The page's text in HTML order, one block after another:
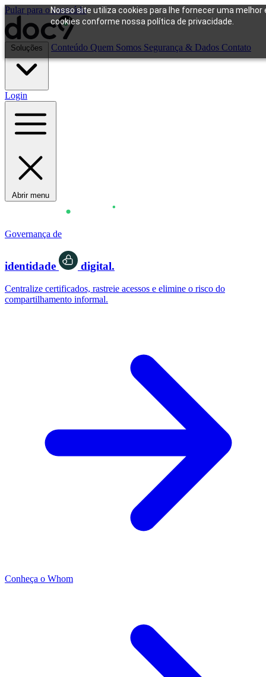
Nosso site utiliza cookies para lhe fornecer uma
cookies conforme nossa política de privacidade.
Pular para o conteúdo
Soluções Conteúdo Quem Somos Segurança & Dados Contato
Login
Abrir menu
Governança de
identidade digital.
Centralize certificados, rastreie acessos e elimine o risco do
compartilhamento informal.
Conheça o Whom